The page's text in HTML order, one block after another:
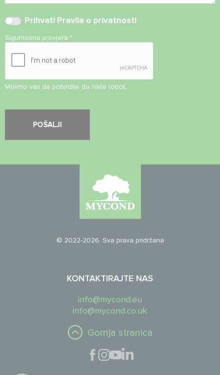
Prihvati Pravila o privatnosti
Sigurnosna provjera *
Molimo vas da potvrdite da niste robot.
© 2022-2026. Sva prava pridržana
KONTAKTIRAJTE NAS
info@mycond.eu
info@mycond.co.uk
Gornja stranica